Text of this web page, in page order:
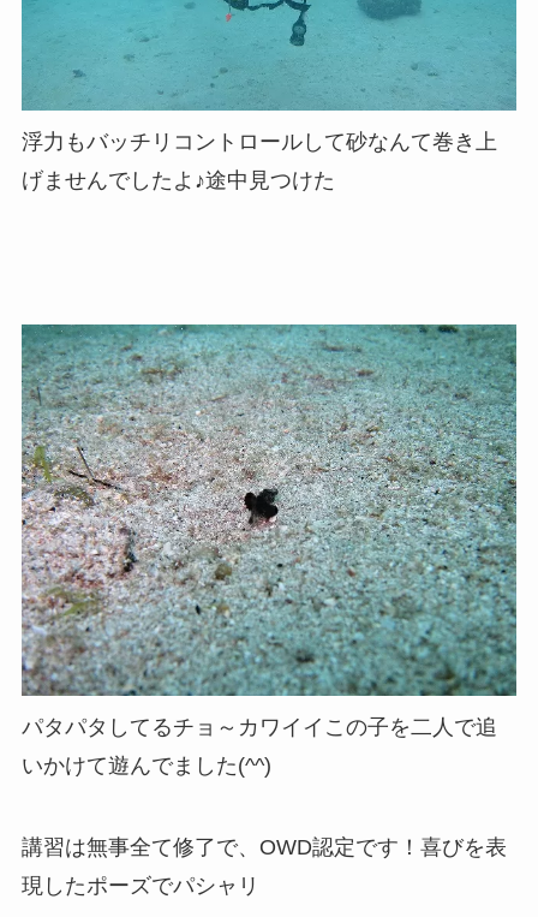
浮力もバッチリコントロールして砂なんて巻き上
げませんでしたよ♪途中見つけた
パタパタしてるチョ～カワイイこの子を二人で追
いかけて遊んでました(^^)
講習は無事全て修了で、OWD認定です！喜びを表
現したポーズでパシャリ